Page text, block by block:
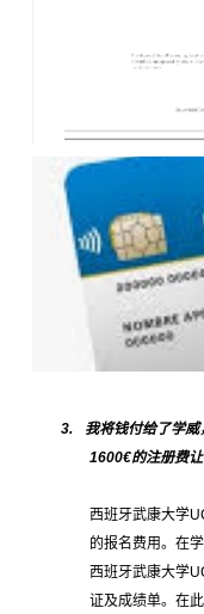
3.
我将钱付给了学
1600€的注册费
西班牙武康大学
的报名费用。在
西班牙武康大学
证及成绩单。在